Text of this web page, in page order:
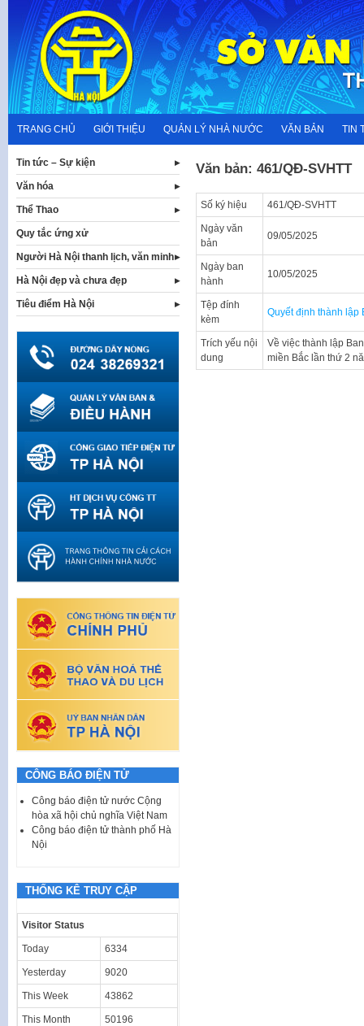
content
TRANG CHỦ GIỚI THIỆU QUẢN LÝ NHÀ NƯỚC VĂN BẢN TIN
Văn bản: 461/QĐ-SVHTT
Số ký hiệu 461/QĐ-SVHTT
Ngày văn
bản
09/05/2025
Ngày ban
hành
10/05/2025
Tệp đính
kèm
Quyết định thành lập
Trích yếu nội
dung
Về việc thành lập
miền Bắc lần thứ 2
Tin tức – Sự kiện
Văn hóa
Thể Thao
Quy tắc ứng xử
Người Hà Nội thanh lịch, văn minh
Hà Nội đẹp và chưa đẹp
Tiêu điểm Hà Nội
CÔNG BÁO ĐIỆN TỬ
Công báo điện tử nước Cộng
hòa xã hội chủ nghĩa Việt Nam
Công báo điện tử thành phố Hà
Nội
THỐNG KÊ TRUY CẬP
Visitor Status
Today 6334
Yesterday 9020
This Week 43862
This Month 50196